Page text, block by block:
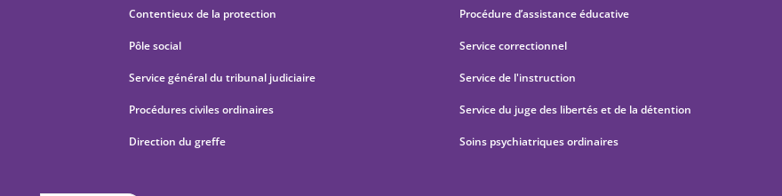
Contentieux de la protection
Pôle social
Service général du tribunal judiciaire
Procédures civiles ordinaires
Direction du greffe
Procédure d’assistance éducative
Service correctionnel
Service de l'instruction
Service du juge des libertés et de la détention
Soins psychiatriques ordinaires